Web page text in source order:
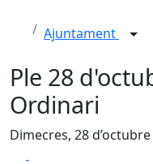
Ajuntament
Ple 28
Ordinari
Dimecres, 28